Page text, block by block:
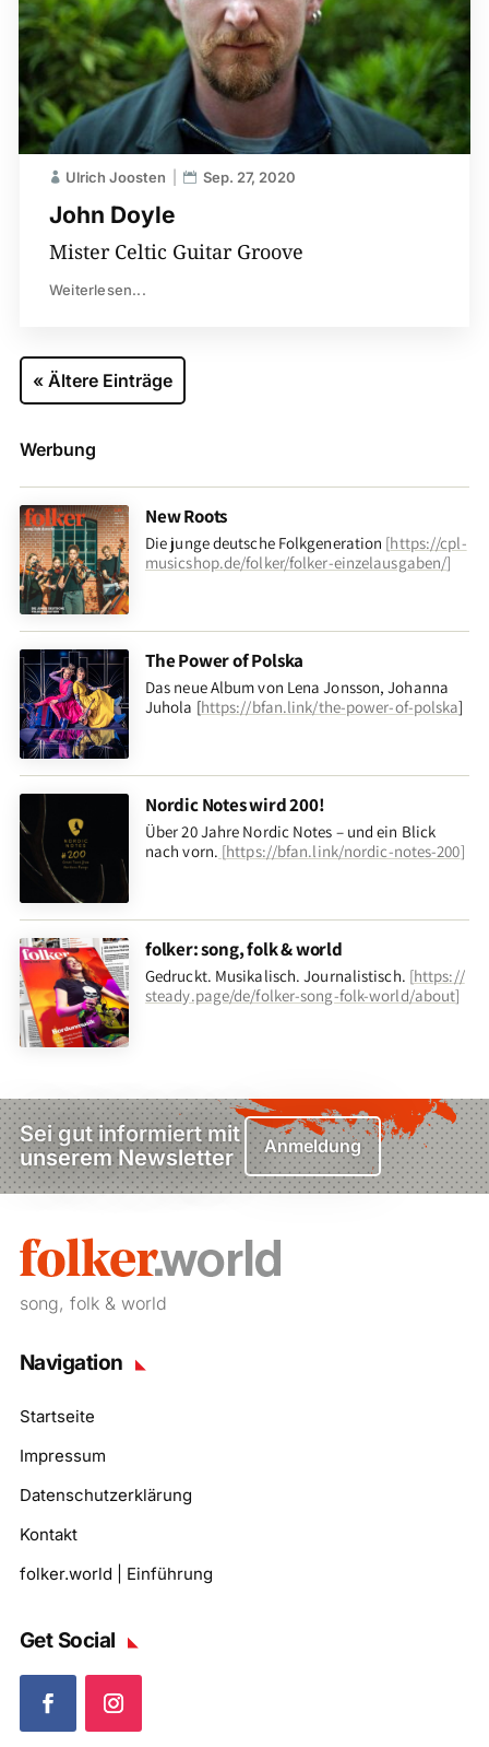
John Doyle
Ulrich Joosten Sep. 27, 2020
Mister Celtic Guitar Groove
Weiterlesen...
« Ältere Einträge
Werbung
New Roots
Die junge deutsche Folkgeneration [https://cpl-
musicshop.de/folker/folker-einzelausgaben/]
The Power of Polska
Das neue Album von Lena Jonsson, Johanna
Juhola [https://bfan.link/the-power-of-polska]
Nordic Notes wird 200!
Über 20 Jahre Nordic Notes – und ein Blick
nach vorn. [https://bfan.link/nordic-notes-200]
folker: song, folk & world
Gedruckt. Musikalisch. Journalistisch. [https://
steady.page/de/folker-song-folk-world/about]
Sei gut informiert mit
unserem Newsletter
Anmeldung
song, folk & world
Navigation
Startseite
Impressum
Datenschutzerklärung
Kontakt
folker.world | Einführung
Get Social